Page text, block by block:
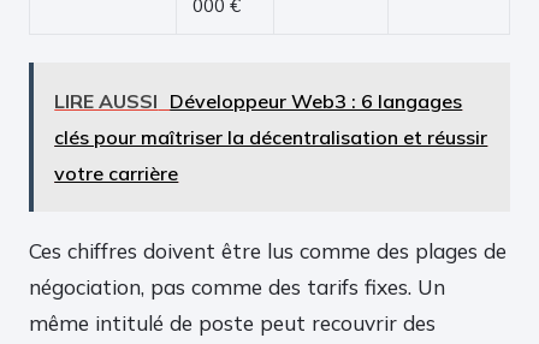
000 €
LIRE AUSSI Développeur Web3 : 6 langages
clés pour maîtriser la décentralisation et réussir
votre carrière
Ces chiffres doivent être lus comme des plages de
négociation, pas comme des tarifs fixes. Un
même intitulé de poste peut recouvrir des